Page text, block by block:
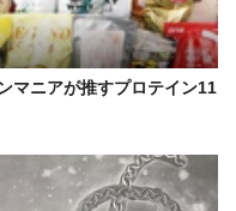
マニアが推すプロテイン11